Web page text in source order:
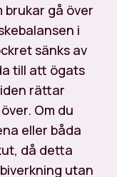
gå över
i
sänks av
till att ögats
rättar
Om du
eller båda
då detta
utan